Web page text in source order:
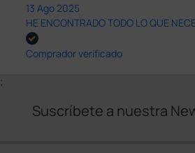
13 Ago 2025
HE ENCONTRADO TODO LO QUE
Comprador verificado
;
Suscríbete a nuestra